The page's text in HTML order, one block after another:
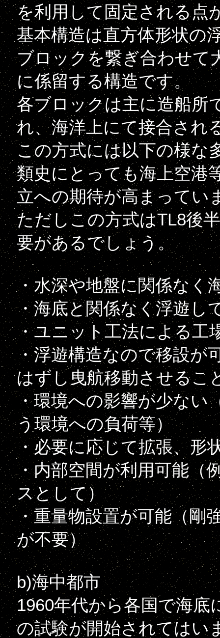
を利用して固定される点
基本構造は直方体形状の
ブロックを繋ぎ合わせて
に係留する構造です。
各ブロックは主に造船所
れ、海洋上にて接合され
この方式には以下の様な
類史にとっても海上空港
立への期待が高まってい
ただしこの方式はTL8後
要があるでしょう。
・水深や地盤に関係なく
・海底と関係なく浮遊し
・ユニット工法による工
・浮遊構造なので移設が
はずし曳航移動させるこ
・環境への影響が少ない
う環境への負荷等）
・必要に応じて拡張、形
・内部空間が利用可能（
スとして）
・重量物設置が可能（剛
が不要）
b)海中都市
1960年代から各国で海底
の試験が開始されてはい